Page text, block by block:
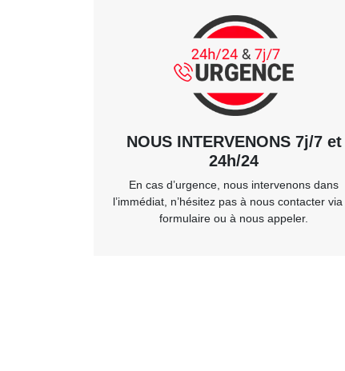
NOUS INTERVENONS 7j/7 et
24h/24
En cas d’urgence, nous intervenons dans
l’immédiat, n’hésitez pas à nous contacter
formulaire ou à nous appeler.